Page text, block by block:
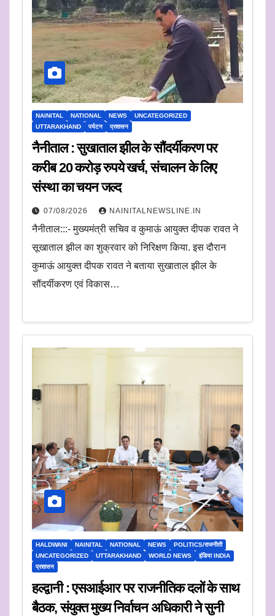
NAINITAL NATIONAL NEWS
UNCATEGORIZED
UTTARAKHAND
पर्यटन प्रशासन
नैनीताल : सुखाताल झील के सौंदर्यीकरण पर
करीब 20 करोड़ रुपये खर्च, संचालन के लिए
संस्था का चयन जल्द
07/08/2026 NAINITALNEWSLINE.IN
नैनीताल:::- मुख्यमंत्री सचिव व कुमाऊं आयुक्त दीपक रावत ने
सूखाताल झील का शुक्रवार को निरिक्षण किया. इस दौरान
कुमाऊं आयुक्त दीपक रावत ने बताया सुखाताल झील के
सौंदर्यीकरण एवं विकास…
HALDWANI NAINITAL NATIONAL NEWS
POLITICS/राजनीती
UNCATEGORIZED
UTTARAKHAND WORLD NEWS
इंडिया INDIA
प्रशासन
हल्द्वानी : एसआईआर पर राजनीतिक दलों के साथ
बैठक, संयुक्त मुख्य निर्वाचन अधिकारी ने सुनी